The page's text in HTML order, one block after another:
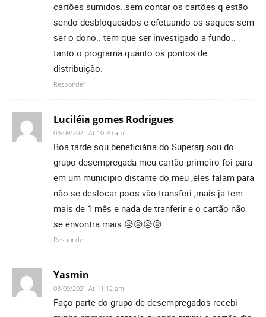
cartões sumidos..sem contar os cartões q estão
sendo desbloqueados e efetuando os saques sem
ser o dono.. tem que ser investigado a fundo..
tanto o programa quanto os pontos de
distribuição.
Responder
Luciléia gomes Rodrigues
03/09/2021 At 10:20 am
Boa tarde sou beneficiária do Superarj sou do
grupo desempregada meu cartão primeiro foi para
em um municipio distante do meu ,eles falam para
não se deslocar poos vão transferi ,mais ja tem
mais de 1 mês e nada de tranferir e o cartão não
se envontra mais 😥😥😥😥
Responder
Yasmin
03/09/2021 At 11:12 am
Faço parte do grupo de desempregados recebi